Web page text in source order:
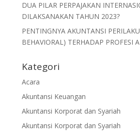
DUA PILAR PERPAJAKAN
DILAKSANAKAN TAHUN 2023?
PENTINGNYA AKUNTANSI
BEHAVIORAL) TERHADAP PROFESI
Kategori
Acara
Akuntansi Keuangan
Akuntansi Korporat dan Syariah
Akuntansi Korporat dan Syariah